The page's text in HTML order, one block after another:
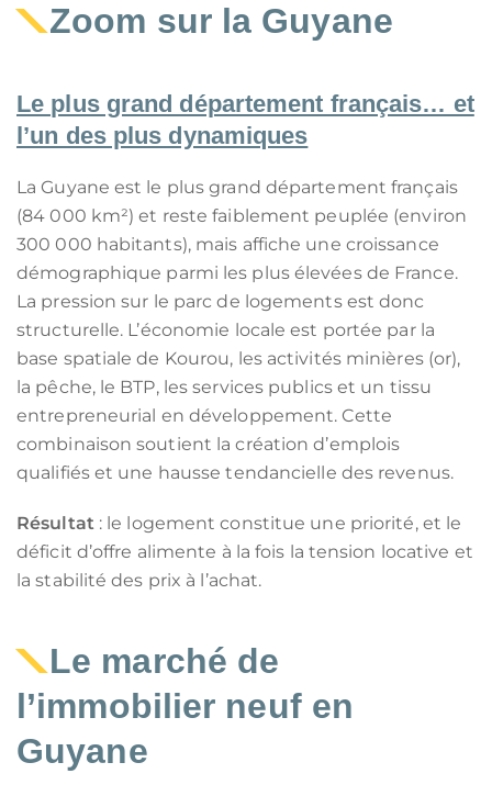
Zoom sur la Guyane
Le plus grand département français… et
l’un des plus dynamiques
La Guyane est le plus grand département français
(84 000 km²) et reste faiblement peuplée (environ
300 000 habitants), mais affiche une croissance
démographique parmi les plus élevées de France.
La pression sur le parc de logements est donc
structurelle. L’économie locale est portée par la
base spatiale de Kourou, les activités minières (or),
la pêche, le BTP, les services publics et un tissu
entrepreneurial en développement. Cette
combinaison soutient la création d’emplois
qualifiés et une hausse tendancielle des revenus.
Résultat: le logement constitue une priorité, et le
déficit d’offre alimente à la fois la tension locative et
la stabilité des prix à l’achat.
Le marché de
l’immobilier neuf en
Guyane